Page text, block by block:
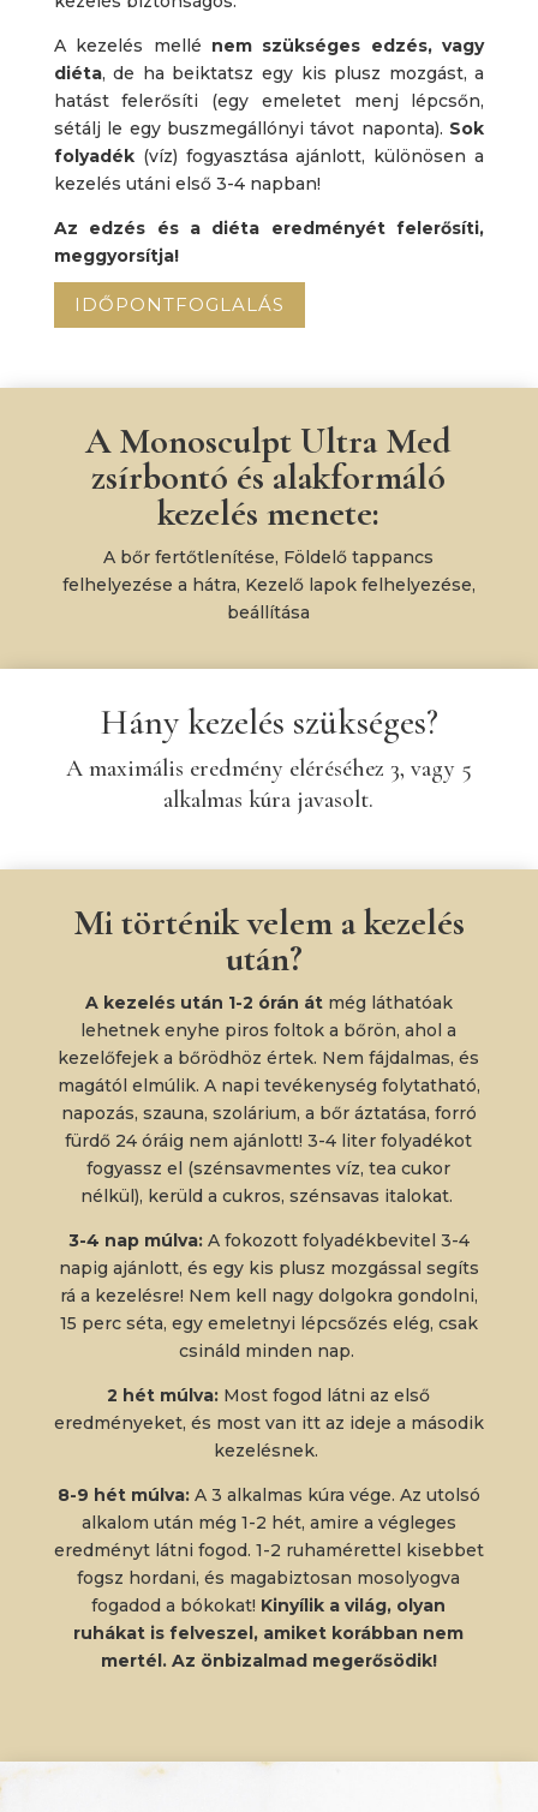
A kezelés mellé nem szükséges edzés, vagy
diéta, de ha beiktatsz egy kis plusz mozgást, a
hatást felerősíti (egy emeletet menj lépcsőn,
sétálj le egy buszmegállónyi távot naponta). Sok
folyadék(víz) fogyasztása ajánlott, különösen a
kezelés utáni első 3-4 napban!
Az edzés és a diéta eredményét felerősíti,
meggyorsítja!
IDŐPONTFOGLALÁS
A Monosculpt Ultra Med
zsírbontó és alakformáló
kezelés menete:
A bőr fertőtlenítése, Földelő tappancs
felhelyezése a hátra, Kezelő lapok felhelyezése,
beállítása
Hány kezelés szükséges?
A maximális eredmény eléréséhez 3, vagy 5
alkalmas kúra javasolt.
Mi történik velem a kezelés
után?
A kezelés után 1-2 órán átmég láthatóak
lehetnek enyhe piros foltok a bőrön, ahol a
kezelőfejek a bőrödhöz értek. Nem fájdalmas, és
magától elmúlik. A napi tevékenység folytatható,
napozás, szauna, szolárium, a bőr áztatása, forró
fürdő 24 óráig nem ajánlott! 3-4 liter folyadékot
fogyassz el (szénsavmentes víz, tea cukor
nélkül), kerüld a cukros, szénsavas italokat.
3-4 nap múlva:A fokozott folyadékbevitel 3-4
napig ajánlott, és egy kis plusz mozgással segíts
rá a kezelésre! Nem kell nagy dolgokra gondolni,
15 perc séta, egy emeletnyi lépcsőzés elég, csak
csináld minden nap.
2 hét múlva: Most fogod látni az első
eredményeket, és most van itt az ideje a második
kezelésnek.
8-9 hét múlva:A 3 alkalmas kúra vége. Az utolsó
alkalom után még 1-2 hét, amire a végleges
eredményt látni fogod. 1-2 ruhamérettel kisebbet
fogsz hordani, és magabiztosan mosolyogva
fogadod a bókokat! Kinyílik a világ, olyan
ruhákat is felveszel, amiket korábban nem
mertél. Az önbizalmad megerősödik!